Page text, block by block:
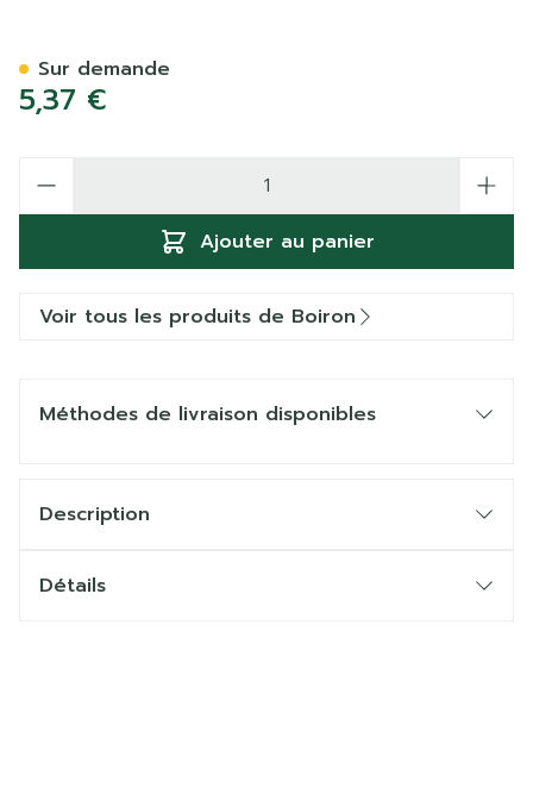
5,37 €
Ajouter au panier
Sur demande
Voir tous les produits de Boiron
Méthodes de livraison disponibles
Description
Détails